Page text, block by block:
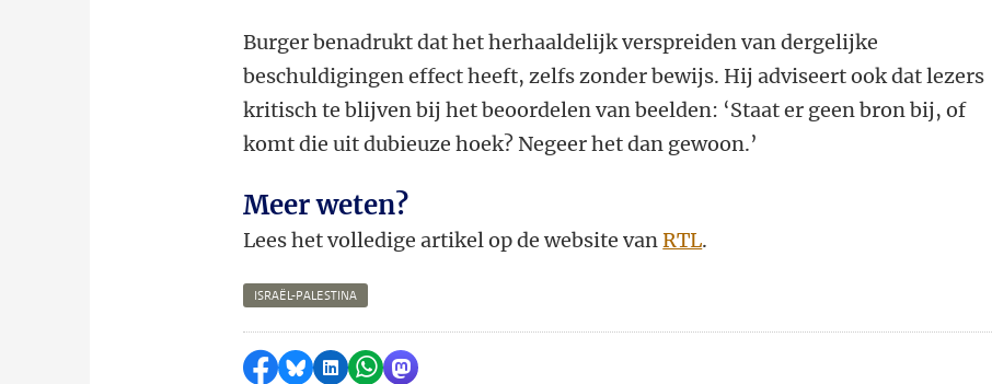
Burger benadrukt dat het herhaaldelijk verspreiden van dergelijke
beschuldigingen effect heeft, zelfs zonder bewijs. Hij adviseert ook dat lezers
kritisch te blijven bij het beoordelen van beelden: ‘Staat er geen bron bij, of
komt die uit dubieuze hoek? Negeer het dan gewoon.’
Meer weten?
Lees het volledige artikel op de website vanRTL.
ISRAËL-PALESTINA
Delen op Facebook
Delen via Bluesky
Delen op LinkedIn
Delen via WhatsApp
Delen via Mastodon